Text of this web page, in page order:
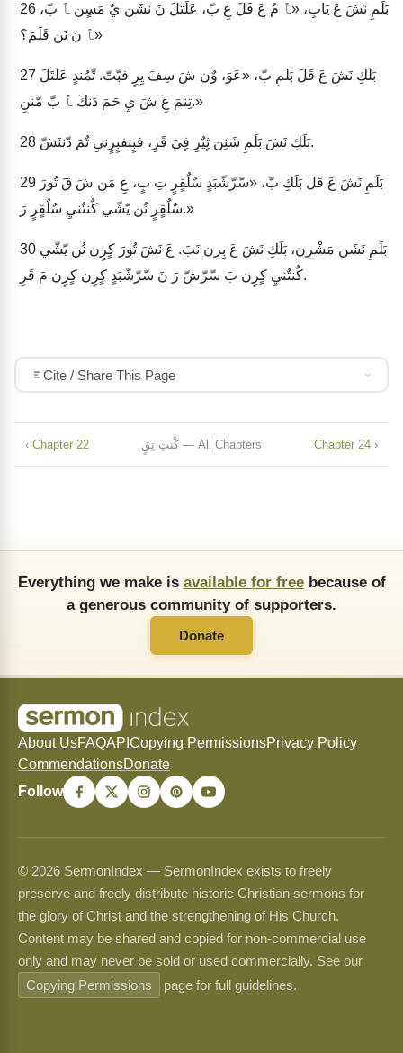
26
ﭑ نَ نَن قَلَمَ؟»
27
تِنمَ عِ شَ يِ حَمَ دَنكَ ﭑ بّ مّننِ.»
28 بَلَكِ نَشَ بَلَمِ شَنِن ثٍيٌرِ فٍيَ قَرِ، فبٍنفبٍرٍنيِ تٌمَ دّننَشّ.
29
سٌلٌقٍرٍ نُن يّشّي كٌنتٌنيِ سٌلٌقٍرٍ رَ.»
30
كٌنتٌنيِ كٍرٍن بَ سّرّشّ رَ نَ سّرّشّبَدٍ كٍرٍن كٍرٍن مَ قَرِ.
Cite / Share This Page
‹ Chapter 22 كْنتِ تِقٍ — All Chapters Chapter 24 ›
Everything we make is available for freebecause of
a generous community of supporters.
Donate
About UsFAQAPI Copying PermissionsPrivacy Policy
CommendationsDonate
Follow
© 2026 SermonIndex — SermonIndex exists to freely
preserve and freely distribute historic Christian sermons for
the glory of Christ and the strengthening of His Church.
Content may be shared and copied for non-commercial use
only and may never be sold or used commercially. See our
Copying Permissions
page for full guidelines.